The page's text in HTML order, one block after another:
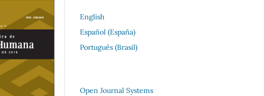
English
Español (España)
Português (Brasil)
Open Journal Systems